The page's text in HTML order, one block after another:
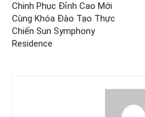
Chinh Phục Đỉnh Cao Mới
Cùng Khóa Đào Tạo Thực
Chiến Sun Symphony
Residence